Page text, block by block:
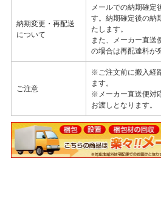
納期変更・再配送
について
メールでの納期確定
す。納期確定後の納
たします。
また、メーカー直送
の場合は再配達料が
ご注意
※ご注文前に搬入経
ます。
※メーカー直送便対
お渡しとなります。